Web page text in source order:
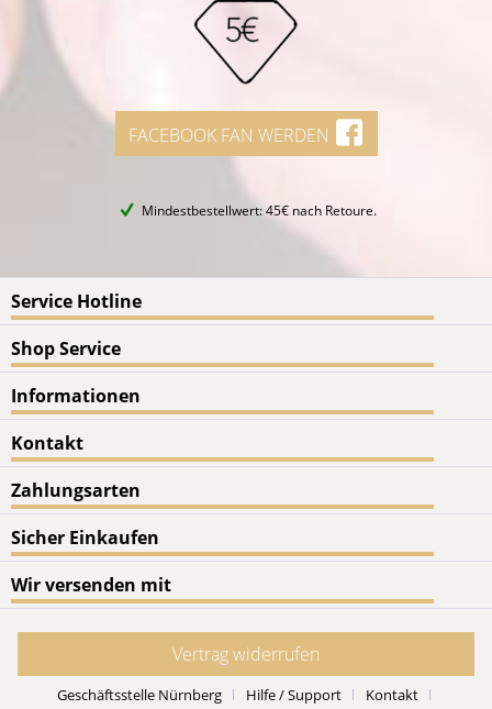
FACEBOOK FAN WERDEN
Mindestbestellwert: 45€ nach Retoure.
Service Hotline
Shop Service
Informationen
Kontakt
Zahlungsarten
Sicher Einkaufen
Wir versenden mit
Vertrag widerrufen
Geschäftsstelle Nürnberg Hilfe / Support Kontakt